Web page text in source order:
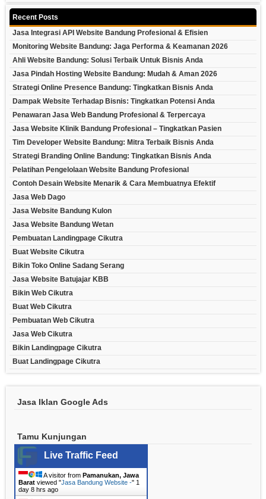
Recent Posts
Jasa Integrasi API Website Bandung Profesional & Efisien
Monitoring Website Bandung: Jaga Performa & Keamanan 2026
Ahli Website Bandung: Solusi Terbaik Untuk Bisnis Anda
Jasa Pindah Hosting Website Bandung: Mudah & Aman 2026
Strategi Online Presence Bandung: Tingkatkan Bisnis Anda
Dampak Website Terhadap Bisnis: Tingkatkan Potensi Anda
Penawaran Jasa Web Bandung Profesional & Terpercaya
Jasa Website Klinik Bandung Profesional – Tingkatkan Pasien
Tim Developer Website Bandung: Mitra Terbaik Bisnis Anda
Strategi Branding Online Bandung: Tingkatkan Bisnis Anda
Pelatihan Pengelolaan Website Bandung Profesional
Contoh Desain Website Menarik & Cara Membuatnya Efektif
Jasa Web Dago
Jasa Website Bandung Kulon
Jasa Website Bandung Wetan
Pembuatan Landingpage Cikutra
Buat Website Cikutra
Bikin Toko Online Sadang Serang
Jasa Website Batujajar KBB
Bikin Web Cikutra
Buat Web Cikutra
Pembuatan Web Cikutra
Jasa Web Cikutra
Bikin Landingpage Cikutra
Buat Landingpage Cikutra
Jasa Iklan Google Ads
Tamu Kunjungan
Live Traffic Feed
A visitor from Pamanukan, Jawa
Barat viewed "Jasa Bandung Website -" 1
day 8 hrs ago